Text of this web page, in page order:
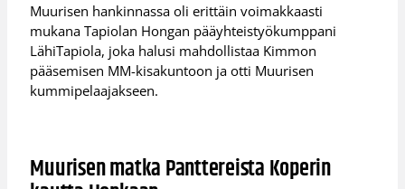
Muurisen hankinnassa oli erittäin voimakkaasti
mukana Tapiolan Hongan pääyhteistyökumppani
LähiTapiola, joka halusi mahdollistaa Kimmon
pääsemisen MM-kisakuntoon ja otti Muurisen
kummipelaajakseen.
Muurisen matka Panttereista Koperin